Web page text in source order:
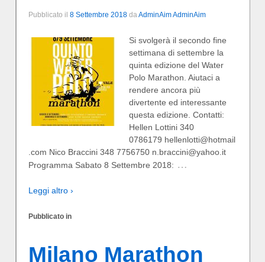
Pubblicato il 8 Settembre 2018 da AdminAim AdminAim
Si svolgerà il secondo fine
settimana di settembre la
quinta edizione del Water
Polo Marathon. Aiutaci a
rendere ancora più
divertente ed interessante
questa edizione. Contatti:
Hellen Lottini 340
0786179 hellenlotti@hotmail
.com Nico Braccini 348 7756750 n.braccini@yahoo.it
Programma Sabato 8 Settembre 2018: …
Leggi altro ›
Pubblicato in
Milano Marathon